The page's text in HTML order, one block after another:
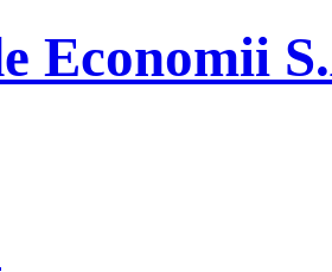
Economii